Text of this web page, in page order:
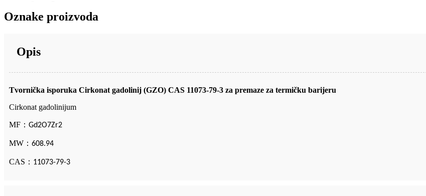
Oznake proizvoda
Opis
Tvornička isporuka Cirkonat gadolinij (GZO) CAS 11073-79-3 za premaze za termičku barijeru
Cirkonat gadolinijum
MF ： Gd2O7Zr2
MW ： 608.94
CAS ： 11073-79-3